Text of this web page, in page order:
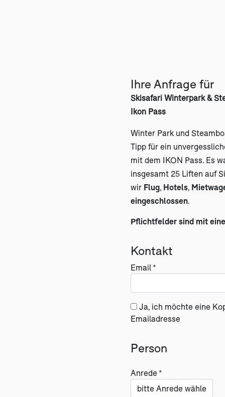
Ihre Anfrage für
Skisafari Winterpark &
Ikon Pass
Winter Park und
Tipp für ein
mit dem IKON Pass. Es
insgesamt 25 Liften auf
wir Flug, Hotels,
eingeschlossen.
Pflichtfelder sind mit
Kontakt
Email *
Ja, ich möchte eine
Emailadresse
Person
Anrede *